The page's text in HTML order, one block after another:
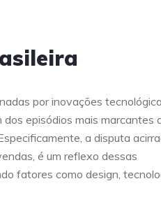
por inovações
episódios mais marcantes
a disputa
é um reflexo dessas
fatores como design,